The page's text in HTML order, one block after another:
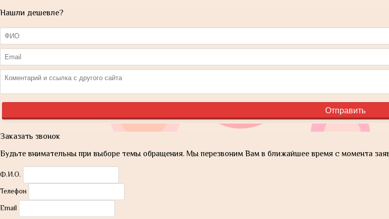
Нашли дешевле?
Заказать звонок
Будьте внимательны при выборе темы обращения. Мы перезвоним Вам в ближайшее время с момента
Ф.И.О.
Телефон
Email